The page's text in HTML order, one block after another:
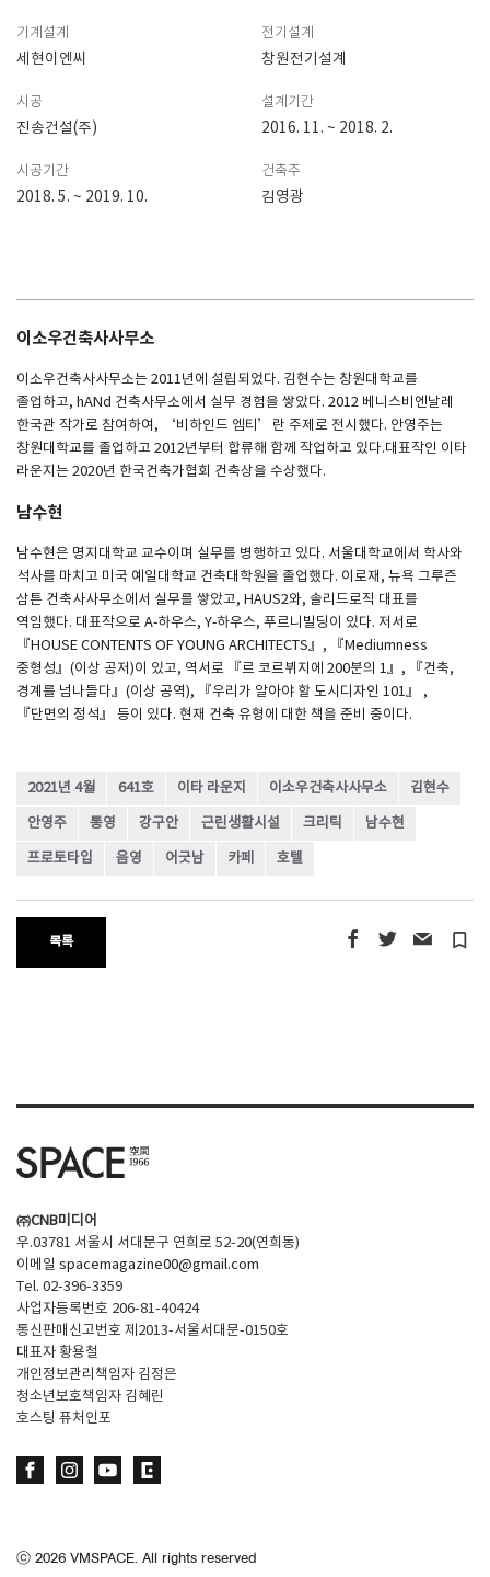
기계설계
세현이엔씨
전기설계
창원전기설계
시공
진송건설(주)
설계기간
2016. 11. ~ 2018. 2.
시공기간
2018. 5. ~ 2019. 10.
건축주
김영광
이소우건축사사무소
이소우건축사사무소는 2011년에 설립되었다. 김현수는 창원대학교를
졸업하고, hANd 건축사무소에서 실무 경험을 쌓았다. 2012 베니스비엔날레
한국관 작가로 참여하여, ‘비하인드 엠티’란 주제로 전시했다. 안영주는
창원대학교를 졸업하고 2012년부터 합류해 함께 작업하고 있다.대표작인 이타
라운지는 2020년 한국건축가협회 건축상을 수상했다.
남수현
남수현은 명지대학교 교수이며 실무를 병행하고 있다. 서울대학교에서 학사와
석사를 마치고 미국 예일대학교 건축대학원을 졸업했다. 이로재, 뉴욕 그루즌
삼튼 건축사사무소에서 실무를 쌓았고, HAUS2와, 솔리드로직 대표를
역임했다. 대표작으로 A-하우스, Y-하우스, 푸르니빌딩이 있다. 저서로
『HOUSE CONTENTS OF YOUNG ARCHITECTS』, 『Mediumness
중형성』(이상 공저)이 있고, 역서로 『르 코르뷔지에 200분의 1』, 『건축,
경계를 넘나들다』(이상 공역), 『우리가 알아야 할 도시디자인 101』 ,
『단면의 정석』 등이 있다. 현재 건축 유형에 대한 책을 준비 중이다.
2021년 4월 641호 이타 라운지 이소우건축사사무소 김현수
안영주 통영 강구안 근린생활시설 크리틱 남수현
프로토타입 음영 어긋남 카페 호텔
목록 turned_in_not
㈜CNB미디어
우.03781 서울시 서대문구 연희로 52-20(연희동)
이메일 spacemagazine00@gmail.com
Tel. 02-396-3359
사업자등록번호 206-81-40424
통신판매신고번호 제2013-서울서대문-0150호
대표자 황용철
개인정보관리책임자 김정은
청소년보호책임자 김혜린
호스팅 퓨처인포
ⓒ 2026 VMSPACE. All rights reserved